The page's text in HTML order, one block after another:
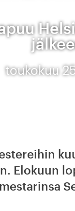
toukokuu
Elokuun